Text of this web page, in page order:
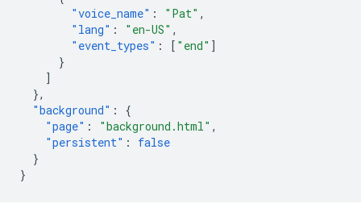
"voice_name" : "Pat" ,
"lang" : "en-US" ,
"event_types" : [ "end" ]
}
]
},
"background" :
{
"page" : "background.html" ,
"persistent" :
false
}
}